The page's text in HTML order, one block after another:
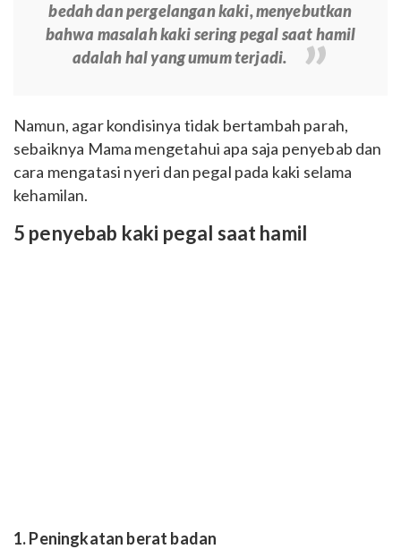
bedah dan pergelangan kaki, menyebutkan
bahwa masalah kaki sering pegal saat hamil
adalah hal yang umum terjadi.
Namun, agar kondisinya tidak bertambah parah,
sebaiknya Mama mengetahui apa saja penyebab dan
cara mengatasi nyeri dan pegal pada kaki selama
kehamilan.
5 penyebab kaki pegal saat hamil
1. Peningkatan berat badan